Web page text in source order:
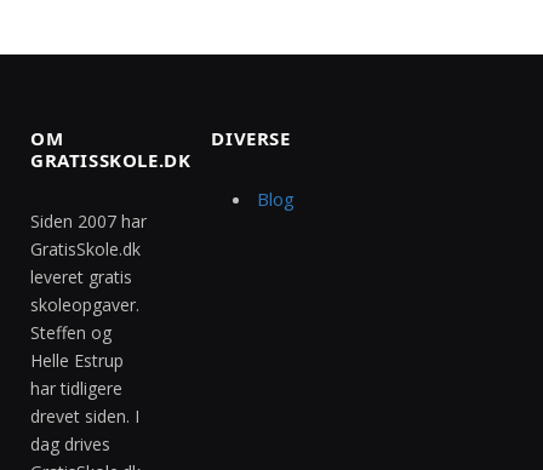
OM
GRATISSKOLE.DK
Siden 2007 har
GratisSkole.dk
leveret gratis
skoleopgaver.
Steffen og
Helle Estrup
har tidligere
drevet siden. I
dag drives
DIVERSE
Blog